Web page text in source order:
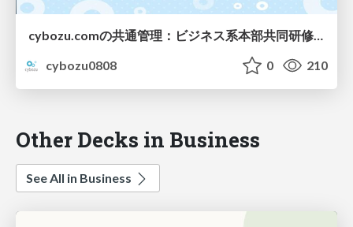
cybozu.comの共通管理：ビジネス系本部共同研修2024
cybozu0808
0 210
Other Decks in Business
See All in Business